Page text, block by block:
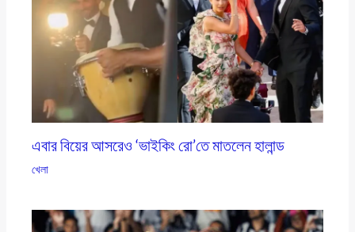
এবার বিয়ের আসরেও ‘ভাইকিং রো’তে মাতলেন হালান্ড
খেলা